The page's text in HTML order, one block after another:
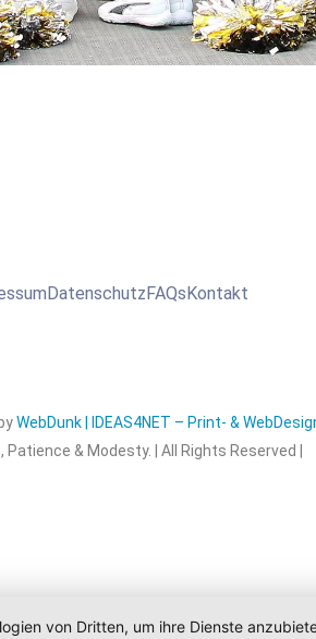
Datenschutz FAQs Kontakt
WebDunk | IDEAS4NET – Print- &
Patience & Modesty. | All Rights Reserved |
von Dritten, um ihre Dienste